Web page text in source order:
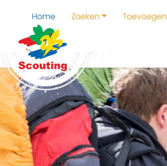
Home Zoeken Toevoegen